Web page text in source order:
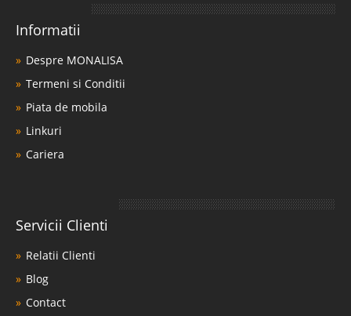
Informatii
Despre MONALISA
Termeni si Conditii
Piata de mobila
Linkuri
Cariera
Servicii Clienti
Relatii Clienti
Blog
Contact